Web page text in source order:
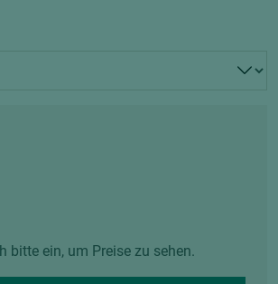
bitte ein, um Preise zu sehen.